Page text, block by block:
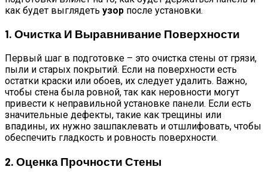
как будет выглядеть узор после установки.
1. Очистка И Выравнивание Поверхности
Первый шаг в подготовке – это очистка стены от грязи,
пыли и старых покрытий. Если на поверхности есть
остатки краски или обоев, их следует удалить. Важно,
чтобы стена была ровной, так как неровности могут
привести к неправильной установке панели. Если есть
значительные дефекты, такие как трещины или
впадины, их нужно зашпаклевать и отшлифовать, чтобы
обеспечить гладкость и ровность поверхности.
2. Оценка Прочности Стены